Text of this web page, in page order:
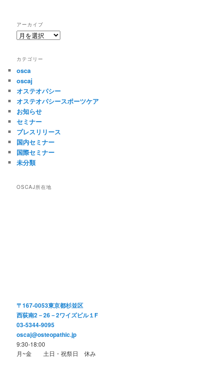
アーカイブ
ア
イ
ブ
カテゴリー
osca
oscaj
オステオパシー
オステオパシースポーツケア
お知らせ
セミナー
プレスリリース
国内セミナー
国際セミナー
未分類
OSCAJ所在地
〒167-0053東京都杉並区
西荻南2－26－2ワイズビル１F
03-5344-9095
oscaj@osteopathic.jp
9:30-18:00
月~金 土日・祝祭日 休み